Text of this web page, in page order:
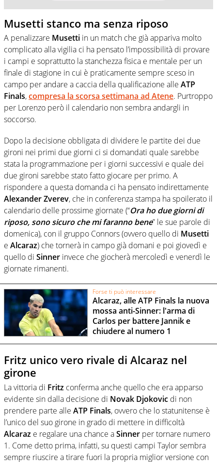
Musetti stanco ma senza riposo
A penalizzare Musetti in un match che già appariva molto
complicato alla vigilia ci ha pensato l’impossibilità di provare
i campi e soprattutto la stanchezza fisica e mentale per un
finale di stagione in cui è praticamente sempre sceso in
campo per andare a caccia della qualificazione alle ATP
Finals,compresa la scorsa settimana ad Atene. Purtroppo
per Lorenzo però il calendario non sembra andargli in
soccorso.
Dopo la decisione obbligata di dividere le partite dei due
gironi nei primi due giorni ci si domandati quale sarebbe
stata la programmazione per i giorni successivi e quale dei
due gironi sarebbe stato fatto giocare per primo. A
rispondere a questa domanda ci ha pensato indirettamente
Alexander Zverev, che in conferenza stampa ha spoilerato il
calendario delle prossime giornate (“Ora ho due giorni di
riposo, sono sicuro che mi faranno bene” le sue parole di
domenica), con il gruppo Connors (ovvero quello di Musetti
e Alcaraz) che tornerà in campo già domani e poi giovedì e
quello di Sinner invece che giocherà mercoledì e venerdì le
giornate rimanenti.
Forse ti può interessare
Alcaraz, alle ATP Finals la nuova
mossa anti-Sinner: l'arma di
Carlos per battere Jannik e
chiudere al numero 1
Fritz unico vero rivale di Alcaraz nel
girone
La vittoria di Fritz conferma anche quello che era apparso
evidente sin dalla decisione di Novak Djokovic di non
prendere parte alle ATP Finals, ovvero che lo statunitense è
l’unico del suo girone in grado di mettere in difficoltà
Alcaraz e regalare una chance aSinner per tornare numero
1. Come detto prima, infatti, su questi campi Taylor sembra
sempre riuscire a tirare fuori la propria miglior versione con